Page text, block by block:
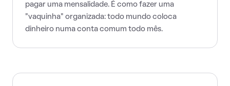
pagar uma mensalidade. É como fazer uma
"vaquinha" organizada: todo mundo coloca
dinheiro numa conta comum todo mês.